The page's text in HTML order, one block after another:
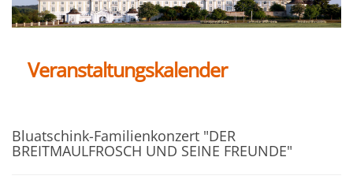
Stadtamt
Politik
Finanzen
Leben & Wohnen
Gesundheit
Tourismusbüro & Kulturzentrum
Veranstaltungskalender
Bluatschink-Familienkonzert "DER
BREITMAULFROSCH UND SEINE FREUNDE"